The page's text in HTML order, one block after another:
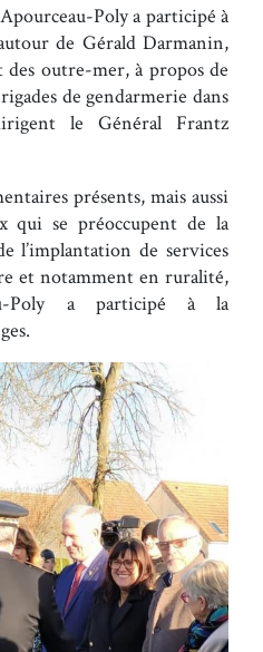
Poly a participé à
de Gérald Darmanin,
outre-mer, à propos de
de gendarmerie dans
le Général Frantz
présents, mais aussi
qui se préoccupent de la
l’implantation de services
et notamment en ruralité,
Poly a participé à la